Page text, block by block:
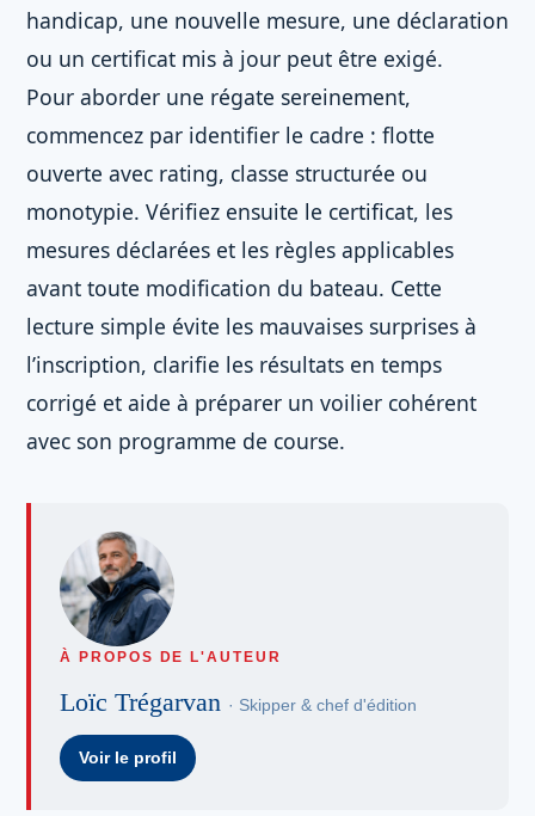
handicap, une nouvelle mesure, une déclaration
ou un certificat mis à jour peut être exigé.
Pour aborder une régate sereinement,
commencez par identifier le cadre : flotte
ouverte avec rating, classe structurée ou
monotypie. Vérifiez ensuite le certificat, les
mesures déclarées et les règles applicables
avant toute modification du bateau. Cette
lecture simple évite les mauvaises surprises à
l’inscription, clarifie les résultats en temps
corrigé et aide à préparer un voilier cohérent
avec son programme de course.
À PROPOS DE L'AUTEUR
Loïc Trégarvan · Skipper & chef d'édition
Voir le profil